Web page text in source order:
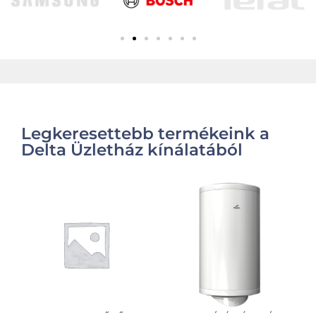
Legkeresettebb termékeink a
Delta Üzletház kínálatából